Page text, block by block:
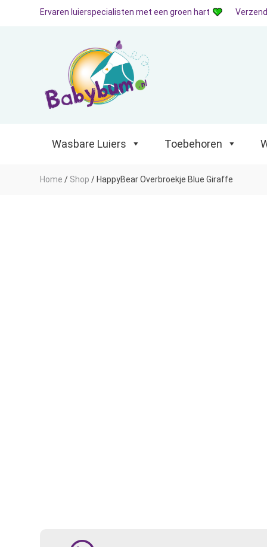
Wasbare Luiers Toebehoren
Ervaren luierspecialisten met een groen hart
Wasbare Luiers Toebehoren
Home / Shop / HappyBear Overbroekje Blue Giraffe